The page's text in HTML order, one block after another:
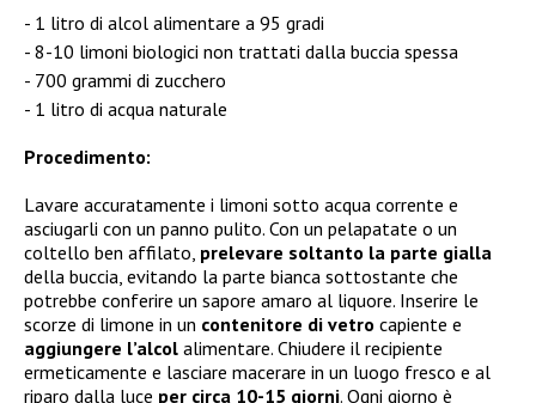
1 litro di alcol alimentare a 95 gradi
8-10 limoni biologici non trattati dalla buccia spessa
700 grammi di zucchero
1 litro di acqua naturale
Procedimento:
Lavare accuratamente i limoni sotto acqua corrente e
asciugarli con un panno pulito. Con un pelapatate o un
coltello ben affilato, prelevare soltanto la parte gialla
della buccia, evitando la parte bianca sottostante che
potrebbe conferire un sapore amaro al liquore. Inserire le
scorze di limone in un contenitore di vetro capiente e
aggiungere l’alcol alimentare. Chiudere il recipiente
ermeticamente e lasciare macerare in un luogo fresco e al
riparo dalla luce per circa 10-15 giorni. Ogni giorno è